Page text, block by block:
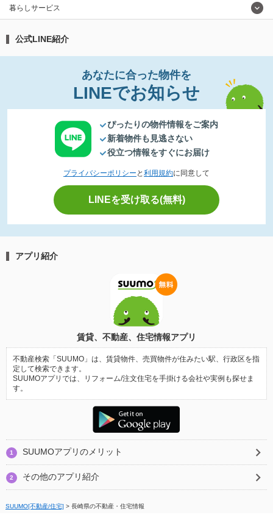
暮らしサービス
公式LINE紹介
あなたに合った物件を
LINEでお知らせ
ぴったりの物件情報をご案内
新着物件も見逃さない
役立つ情報をすぐにお届け
プライバシーポリシー と 利用規約に同意して
LINEを受け取る(無料)
アプリ紹介
賃貸、不動産、住宅情報アプリ
不動産検索「SUUMO」は、賃貸物件、売買物件が住みたい駅、行政区を指
定して検索できます。
SUUMOアプリでは、リフォーム/注文住宅を手掛ける会社や実例も探せま
す。
1 SUUMOアプリのメリット
2 その他のアプリ紹介
SUUMO[不動産/住宅] > 長崎県の不動産・住宅情報